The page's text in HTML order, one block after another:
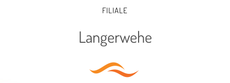
FILIALE
Langerwehe